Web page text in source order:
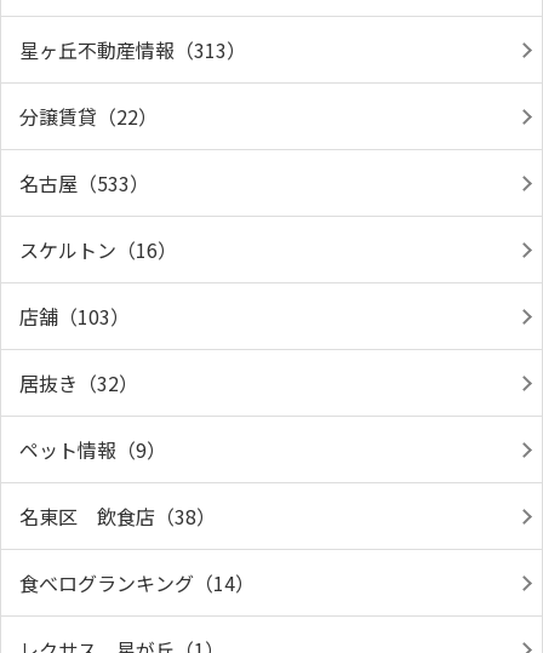
星ヶ丘不動産情報（313）
分譲賃貸（22）
名古屋（533）
スケルトン（16）
店舗（103）
居抜き（32）
ペット情報（9）
名東区 飲食店（38）
食べログランキング（14）